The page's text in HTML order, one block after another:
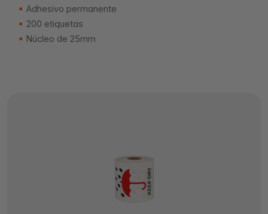
Adhesivo permanente
200 etiquetas
Núcleo de 25mm